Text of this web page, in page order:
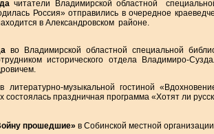
читатели Владимирской областной
Россия» отправились в очередное
в Александровском районе.
во Владимирской областной специальной
исторического отдела Владимиро-
в литературно-музыкальной гостиной
состоялась праздничная программа «Хотят ли
прошедшие» в Собинской местной